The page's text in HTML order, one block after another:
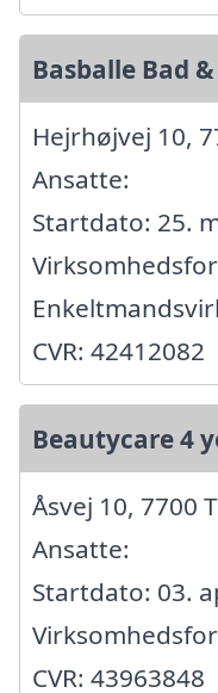
Basballe Bad
Hejrhøjvej 10,
Ansatte:
Startdato: 25.
CVR: 42412082
Beautycare 4
Åsvej 10, 7700
Ansatte:
Startdato: 03.
CVR: 43963848